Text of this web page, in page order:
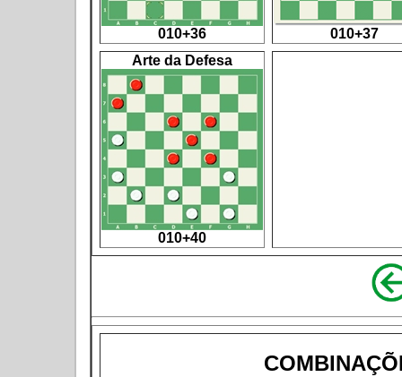
010+36
010+37
Arte da Defesa
010+40